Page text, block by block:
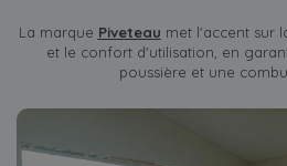
La marque Piveteau met l'accent sur
et le confort d'utilisation, en
poussière et une